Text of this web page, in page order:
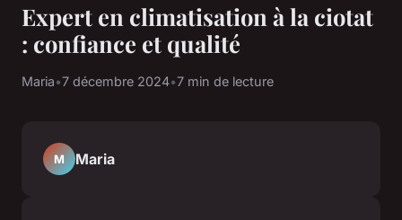
Expert en climatisation à la ciotat
: confiance et qualité
Maria•7 décembre 2024•7 min de lecture
M Maria